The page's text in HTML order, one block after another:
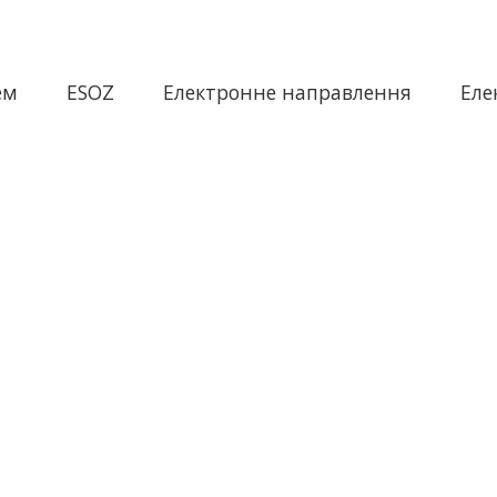
ESOZ Електронне направлення